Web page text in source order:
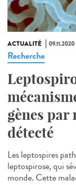
ACTUALITÉ 09.11.2020
Recherche
gènes par
détecté
Les leptospires
leptospirose, qui
monde. Cette